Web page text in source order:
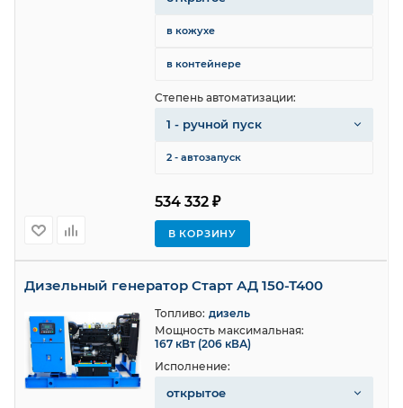
534 332 ₽
В КОРЗИНУ
в кожухе
в контейнере
Степень автоматизации:
1 - ручной пуск
2 - автозапуск
Дизельный генератор Старт АД 150-Т400
Топливо: дизель
Мощность максимальная:
167 кВт (206 кВА)
Исполнение:
открытое